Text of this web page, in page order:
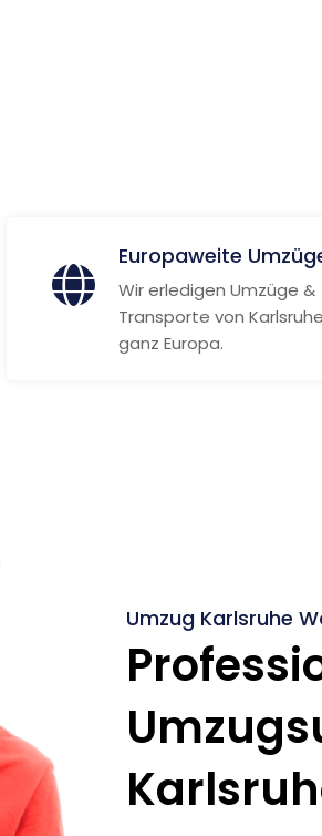
Europaweite
Wir erledigen Umzüge &
Transporte von
ganz Europa.
Umzug Karlsruhe